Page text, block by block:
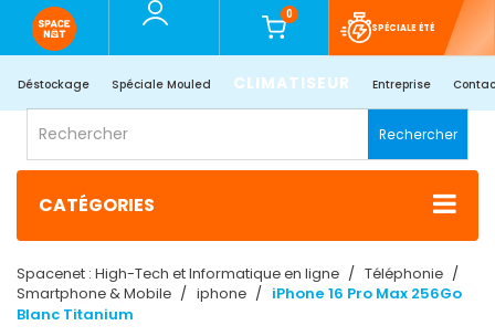
0
SPÉCIALE ÉTÉ
Déstockage Spéciale Mouled CLIMATISEUR Entreprise
Rechercher
CATÉGORIES
Spacenet : High-Tech et Informatique en ligne
Téléphonie
Smartphone & Mobile
iphone
iPhone 16 Pro Max 256Go
Blanc Titanium